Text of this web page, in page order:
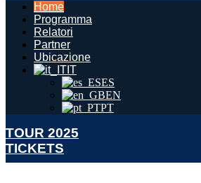
Home
Programma
Relatori
Partner
Ubicazione
IT
ES
EN
PT
TOUR 2025
TICKETS